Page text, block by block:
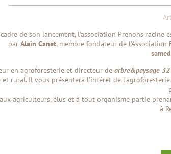
de son lancement, l’association Prenons
par Alain Canet, membre fondateur de
en agroforesterie et directeur de arbre&paysage 32
rural. Il vous présentera l’intérêt de
agriculteurs, élus et à tout organisme partie
à